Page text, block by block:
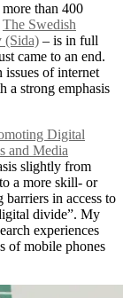
than 400
The Swedish
(Sida) – is in full
came to an end.
of internet
a strong emphasis
Digital
and Media
slightly from
a more skill- or
in access to
divide”. My
experiences
of mobile phones